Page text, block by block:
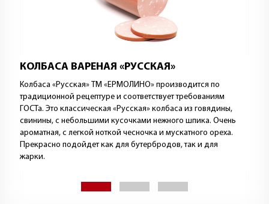
ПЕЛЬМЕНИ «ЕРМОЛИНСКИЕ» С ГОВЯДИНОЙ
«Ермолинские» — наши фирменные пельмени:
специальной лепки, специальной формы. Их тесто —
особенного, желтоватого оттенка, плотное и вкусное. А в
составе начинки — говядина, свинина и мясо птицы.
Пельмени прекрасно сочетаются со сметаной и соусами
ТМ «ЕРМОЛИНО».